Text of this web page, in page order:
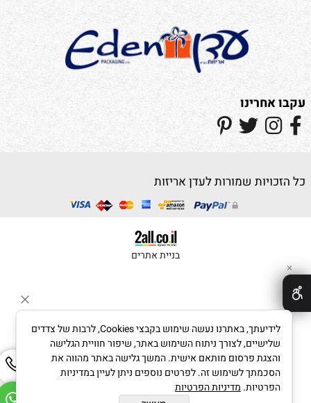
עקבו אחרינו
כל הזכויות שמורות לעדן אריזות
בניית אתרים
✕
לידיעתך, באתרנו נעשה שימוש בקבצי Cookies, לרבות של צדדים
שלישיים, לצורך ניתוח השימוש באתר, שיפור חוויית הגלישה
והצגת פרסום מותאם אישית. המשך גלישה באתר מהווה את
הסכמתך לשימוש זה. לפרטים נוספים ניתן לעיין במדיניות
הפרטיות. מדיניות הפרטיות